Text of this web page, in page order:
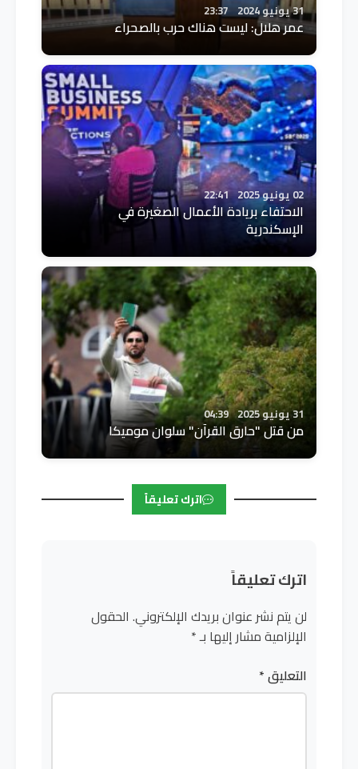
31 يونيو 2024 23:37
عمر هلال: ليست هناك حرب بالصحراء
02 يونيو 2025 22:41
الاحتفاء بريادة الأعمال الصغيرة في
الإسكندرية
31 يونيو 2025 04:39
من قتل "حارق القرآن" سلوان موميكا
اترك تعليقاً
اترك تعليقاً
لن يتم نشر عنوان بريدك الإلكتروني. الحقول
الإلزامية مشار إليها بـ*
التعليق*